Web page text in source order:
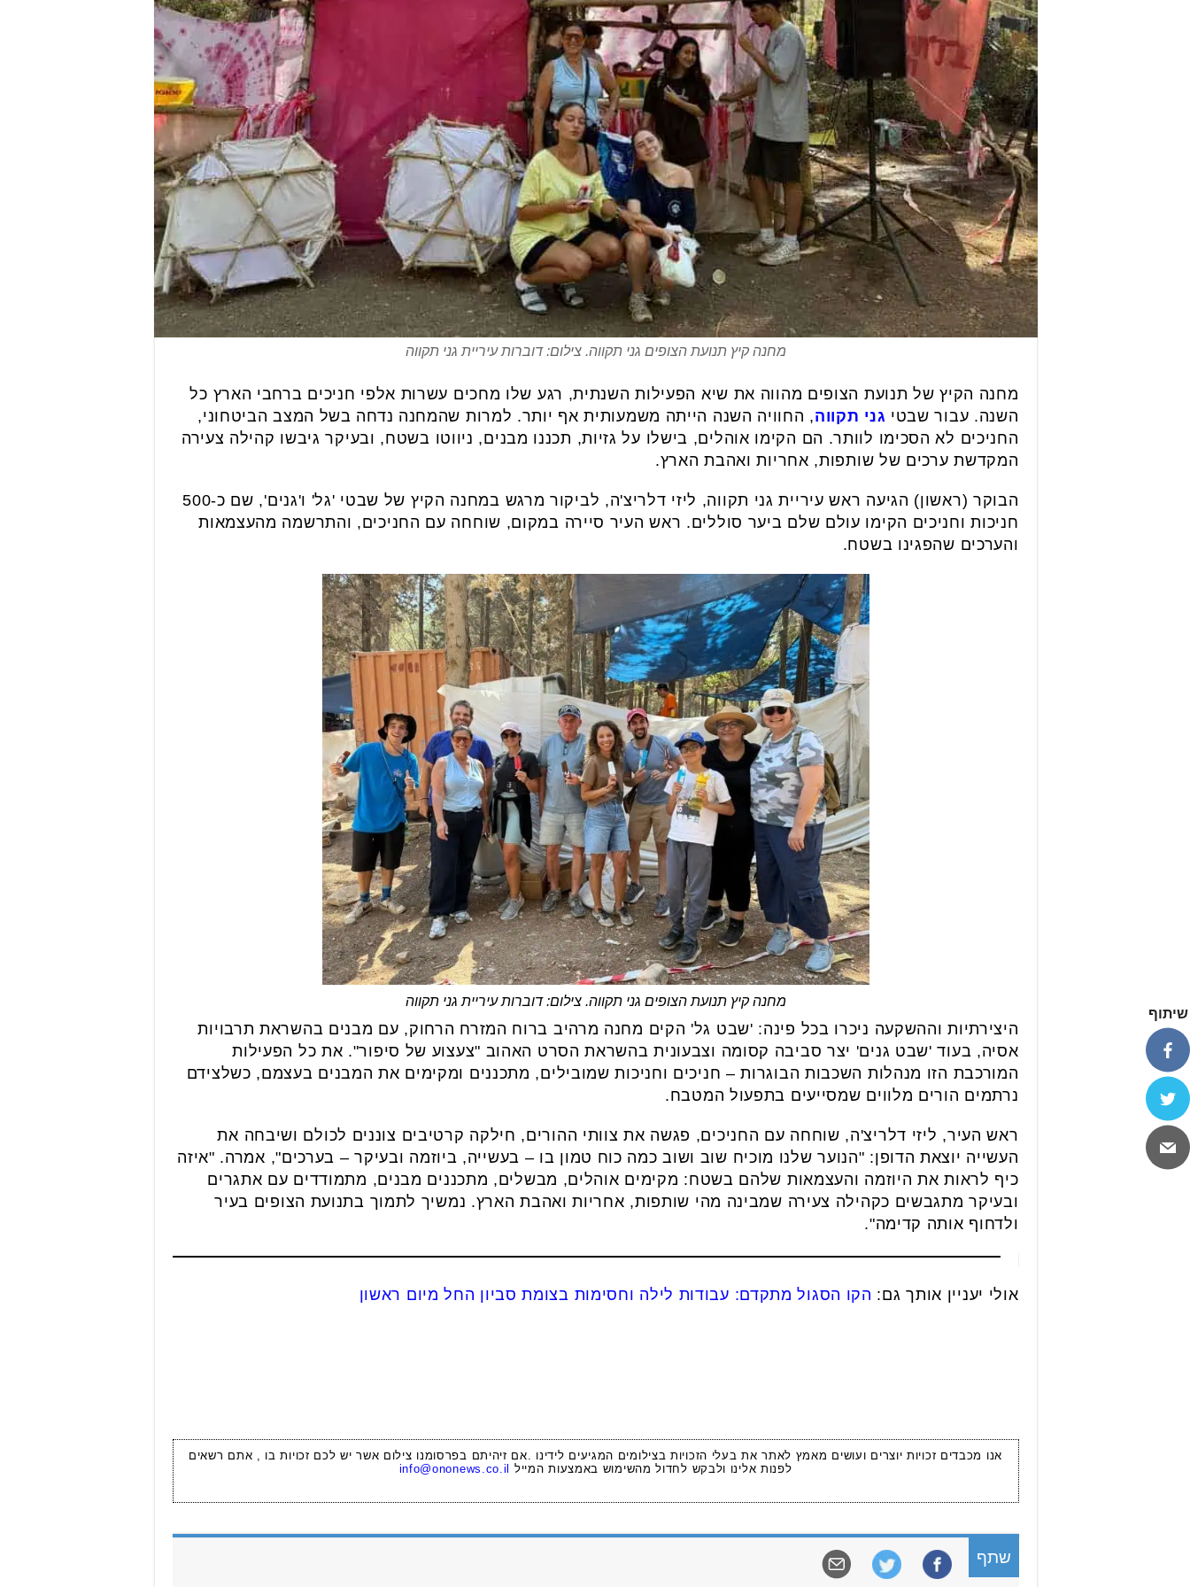
מחנה קיץ תנועת הצופים גני תקווה. צילום: דוברות עיריית גני תקווה
מחנה הקיץ של תנועת הצופים מהווה את שיא הפעילות השנתית, רגע שלו מחכים עשרות אלפי חניכים ברחבי הארץ כל
השנה. עבור שבטי גני תקווה, החוויה השנה הייתה משמעותית אף יותר. למרות שהמחנה נדחה בשל המצב הביטחוני,
החניכים לא הסכימו לוותר. הם הקימו אוהלים, בישלו על גזיות, תכננו מבנים, ניווטו בשטח, ובעיקר גיבשו קהילה צעירה
המקדשת ערכים של שותפות, אחריות ואהבת הארץ.
הבוקר (ראשון) הגיעה ראש עיריית גני תקווה, ליזי דלריצ'ה, לביקור מרגש במחנה הקיץ של שבטי 'גל' ו'גנים', שם כ-500
חניכות וחניכים הקימו עולם שלם ביער סוללים. ראש העיר סיירה במקום, שוחחה עם החניכים, והתרשמה מהעצמאות
והערכים שהפגינו בשטח.
מחנה קיץ תנועת הצופים גני תקווה. צילום: דוברות עיריית גני תקווה
היצירתיות וההשקעה ניכרו בכל פינה: 'שבט גל' הקים מחנה מרהיב ברוח המזרח הרחוק, עם מבנים בהשראת תרבויות
אסיה, בעוד 'שבט גנים' יצר סביבה קסומה וצבעונית בהשראת הסרט האהוב "צעצוע של סיפור". את כל הפעילות
המורכבת הזו מנהלות השכבות הבוגרות – חניכים וחניכות שמובילים, מתכננים ומקימים את המבנים בעצמם, כשלצידם
נרתמים הורים מלווים שמסייעים בתפעול המטבח.
ראש העיר, ליזי דלריצ'ה, שוחחה עם החניכים, פגשה את צוותי ההורים, חילקה קרטיבים צוננים לכולם ושיבחה את
העשייה יוצאת הדופן: "הנוער שלנו מוכיח שוב ושוב כמה כוח טמון בו – בעשייה, ביוזמה ובעיקר – בערכים", אמרה. "איזה
כיף לראות את היוזמה והעצמאות שלהם בשטח: מקימים אוהלים, מבשלים, מתכננים מבנים, מתמודדים עם אתגרים
ובעיקר מתגבשים כקהילה צעירה שמבינה מהי שותפות, אחריות ואהבת הארץ. נמשיך לתמוך בתנועת הצופים בעיר
ולדחוף אותה קדימה".
אולי יעניין אותך גם: הקו הסגול מתקדם: עבודות לילה וחסימות בצומת סביון החל מיום ראשון
אנו מכבדים זכויות יוצרים ועושים מאמץ לאתר את בעלי הזכויות בצילומים המגיעים לידינו .אם זיהיתם בפרסומנו צילום אשר יש לכם זכויות בו , אתם רשאים
לפנות אלינו ולבקש לחדול מהשימוש באמצעות המייל info@ononews.co.il
שתף
שיתוף